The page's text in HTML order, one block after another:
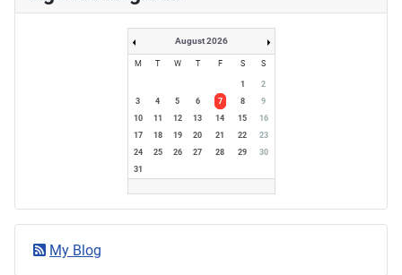
August 2026
M T W T F S S
1
2
3
4 5 6 7 8
9
10
11 12 13 14 15
16
17
18 19 20 21 22
23
24
25 26 27 28 29
30
31
My Blog